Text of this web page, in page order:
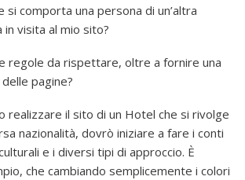
si comporta una persona di un’altra
visita al mio sito?
regole da rispettare, oltre a fornire una
pagine?
realizzare il sito di un Hotel che si rivolge
nazionalità, dovrò iniziare a fare i conti
e i diversi tipi di approccio. È
che cambiando semplicemente i colori